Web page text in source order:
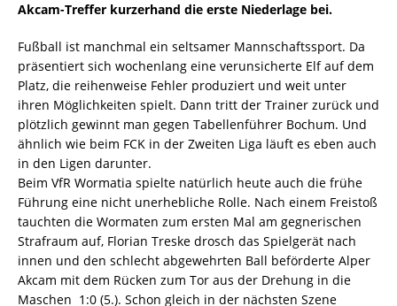
Akcam-Treffer kurzerhand die erste Niederlage bei.
Fußball ist manchmal ein seltsamer Mannschaftssport. Da
präsentiert sich wochenlang eine verunsicherte Elf auf dem
Platz, die reihenweise Fehler produziert und weit unter
ihren Möglichkeiten spielt. Dann tritt der Trainer zurück und
plötzlich gewinnt man gegen Tabellenführer Bochum. Und
ähnlich wie beim FCK in der Zweiten Liga läuft es eben auch
in den Ligen darunter.
Beim VfR Wormatia spielte natürlich heute auch die frühe
Führung eine nicht unerhebliche Rolle. Nach einem Freistoß
tauchten die Wormaten zum ersten Mal am gegnerischen
Strafraum auf, Florian Treske drosch das Spielgerät nach
innen und den schlecht abgewehrten Ball beförderte Alper
Akcam mit dem Rücken zum Tor aus der Drehung in die
Maschen  1:0 (5.). Schon gleich in der nächsten Szene